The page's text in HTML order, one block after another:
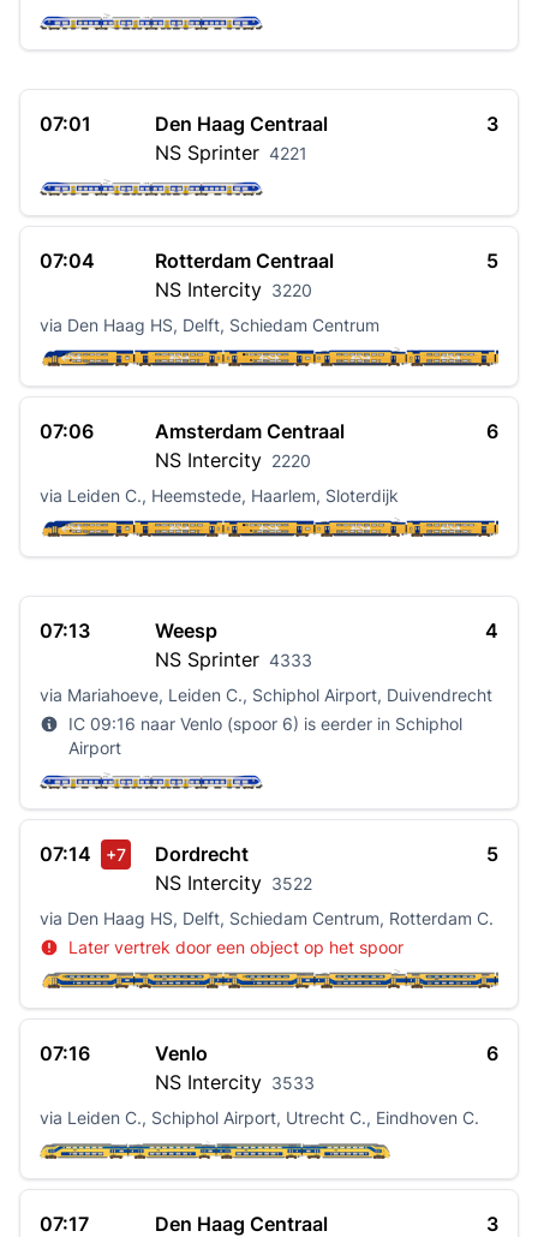
07:01
Den Haag Centraal
NS Sprinter 4221
3
07:04
Rotterdam Centraal
NS Intercity 3220
5
via Den Haag HS, Delft, Schiedam Centrum
07:06
Amsterdam Centraal
NS Intercity 2220
6
via Leiden C., Heemstede, Haarlem, Sloterdijk
07:13
Weesp
NS Sprinter 4333
4
via Mariahoeve, Leiden C., Schiphol Airport, Duivendrecht
IC 09:16 naar Venlo (spoor 6) is eerder in Schiphol
Airport
07:14 +7
Dordrecht
NS Intercity 3522
5
via Den Haag HS, Delft, Schiedam Centrum, Rotterdam C.
Later vertrek door een object op het spoor
07:16
Venlo
NS Intercity 3533
6
via Leiden C., Schiphol Airport, Utrecht C., Eindhoven C.
07:17
Den Haag Centraal
3